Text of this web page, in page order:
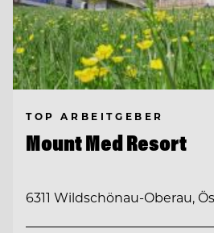
TOP ARBEITGEBER
Mount Med Resort
6311 Wildschönau-Oberau,